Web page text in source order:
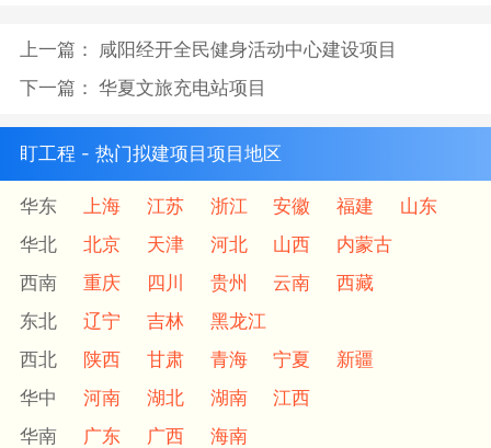
上一篇：
咸阳经开全民健身活动中心建设项目
下一篇： 华夏文旅充电站项目
盯工程 - 热门拟建项目项目地区
华东 上海 江苏 浙江 安徽 福建
山东
华北
北京 天津 河北 山西
内蒙古
西南
重庆 四川 贵州 云南
西藏
东北
辽宁 吉林
黑龙江
西北
陕西 甘肃 青海 宁夏
新疆
华中
河南 湖北 湖南
江西
华南
广东 广西 海南